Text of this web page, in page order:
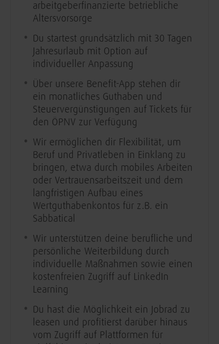
arbeitgeberfinanzierte betriebliche
Altersvorsorge
Du startest grundsätzlich mit 30 Tagen
Jahresurlaub mit Option auf
individueller Anpassung
Über unsere Benefit-App stehen dir
ein monatliches Guthaben und
Steuervergünstigungen auf Tickets für
den ÖPNV zur Verfügung
Wir ermöglichen dir Flexibilität, um
Beruf und Privatleben in Einklang zu
bringen, etwa durch mobiles Arbeiten
oder Vertrauensarbeitszeit und dem
langfristigen Aufbau eines
Wertguthabenkontos für z.B. ein
Sabbatical
Wir unterstützen deine berufliche und
persönliche Weiterbildung durch
individuelle Maßnahmen sowie einen
kostenfreien Zugriff auf LinkedIn
Learning
Du hast die Möglichkeit ein Jobrad zu
leasen und profitierst darüber hinaus
vom Zugriff auf Plattformen für